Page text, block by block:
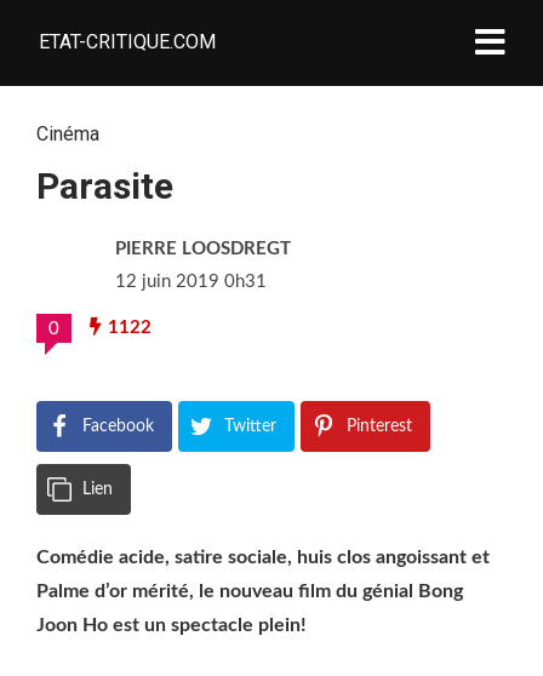
ETAT-CRITIQUE.COM
Cinéma
Parasite
PIERRE LOOSDREGT
12 juin 2019 0h31
0 1122
Facebook Twitter Pinterest
Lien
Comédie acide, satire sociale, huis clos angoissant et
Palme d’or mérité, le nouveau film du génial Bong
Joon Ho est un spectacle plein!